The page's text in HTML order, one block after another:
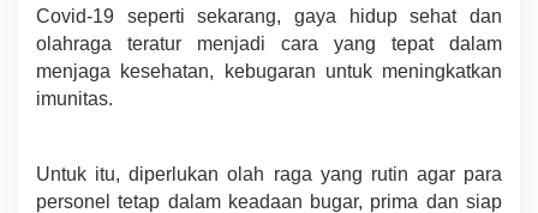
Covid-19 seperti sekarang, gaya hidup sehat dan
olahraga teratur menjadi cara yang tepat dalam
menjaga kesehatan, kebugaran untuk meningkatkan
imunitas.
Untuk itu, diperlukan olah raga yang rutin agar para
personel tetap dalam keadaan bugar, prima dan siap